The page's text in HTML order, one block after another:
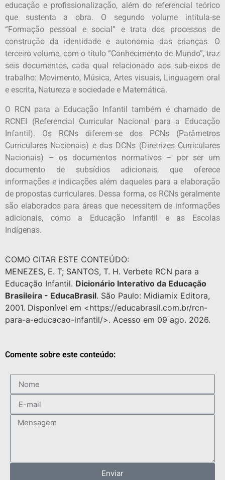
educação e profissionalização, além do referencial teórico
que sustenta a obra. O segundo volume intitula-se
“Formação pessoal e social” e trata dos processos de
construção da identidade e autonomia das crianças. O
terceiro volume, com o título “Conhecimento de Mundo”, traz
seis documentos, cada qual relacionado aos sub-eixos de
trabalho: Movimento, Música, Artes visuais, Linguagem oral
e escrita, Natureza e sociedade e Matemática.
O RCN para a Educação Infantil também é chamado de
RCNEI (Referencial Curricular Nacional para a Educação
Infantil). Os RCNs diferem-se dos PCNs (Parâmetros
Curriculares Nacionais) e das DCNs (Diretrizes Curriculares
Nacionais) – os documentos normativos – por ser um
documento de subsídios adicionais, que oferece
informações e indicações além daqueles para a elaboração
de propostas curriculares. Dessa forma, os RCNs geralmente
são elaborados para áreas que necessitem de informações
adicionais, como a Educação Infantil e as Escolas
Indígenas.
COMO CITAR ESTE CONTEÚDO:
MENEZES, E. T; SANTOS, T. H. Verbete RCN para a
Educação Infantil. Dicionário Interativo da Educação
Brasileira - EducaBrasil. São Paulo: Midiamix Editora,
2001. Disponível em <https://educabrasil.com.br/rcn-
para-a-educacao-infantil/>. Acesso em 09 ago. 2026.
Comente sobre este conteúdo:
Enviar